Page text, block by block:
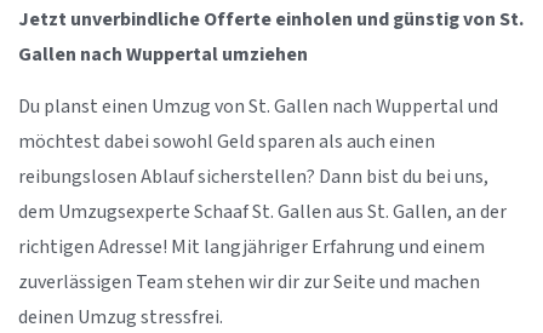
Jetzt unverbindliche Offerte einholen und günstig von St.
Gallen nach Wuppertal umziehen
Du planst einen Umzug von St. Gallen nach Wuppertal und
möchtest dabei sowohl Geld sparen als auch einen
reibungslosen Ablauf sicherstellen? Dann bist du bei uns,
dem Umzugsexperte Schaaf St. Gallen aus St. Gallen, an der
richtigen Adresse! Mit langjähriger Erfahrung und einem
zuverlässigen Team stehen wir dir zur Seite und machen
deinen Umzug stressfrei.